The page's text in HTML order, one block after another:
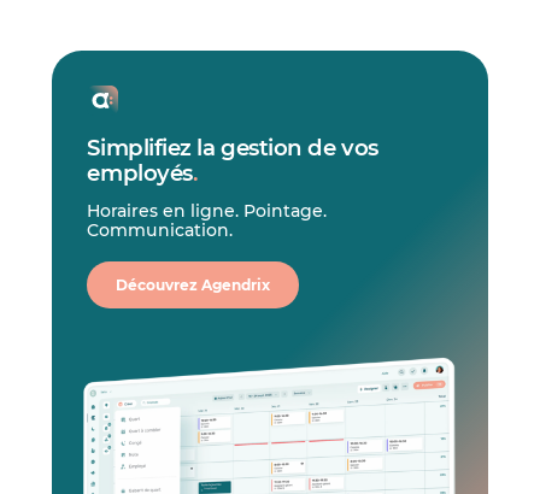
Simplifiez la gestion de vos
employés.
Horaires en ligne. Pointage.
Communication.
Découvrez Agendrix